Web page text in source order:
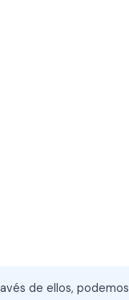
de ellos, podemos